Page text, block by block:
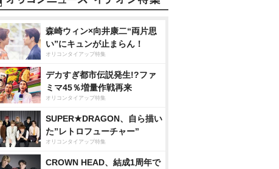
森崎ウィン×向井康二“両片思
い”にキュンが止まらん！
オリコンタイアップ特集
デカすぎ都市伝説発生!?ファ
ミマ45％増量作戦再来
オリコンタイアップ特集
SUPER★DRAGON、自ら描い
た”レトロフューチャー”
オリコンタイアップ特集
CROWN HEAD、結成1周年で